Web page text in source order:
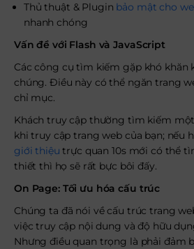
Thủ thuật & Plugin bảo mật cho
nhanh chóng
Vấn đề với Flash và JavaScript
Các công cụ tìm kiếm gặp khó khăn
chúng. Điều này có thể ngăn trang
chỉ mục.
Khách truy cập thường tìm kiếm
khi truy cập trang web của bạn; nếu
giới thiệu trực quan 10s mới có thể
thiết thì họ sẽ rất bực bôi đấy.
On Page: Tối ưu hóa cấu trúc
Chúng ta đã nói về cấu trúc trang
việc truy cập nội dung và độ hữu
Nhưng điều quan trọng là phải đảm